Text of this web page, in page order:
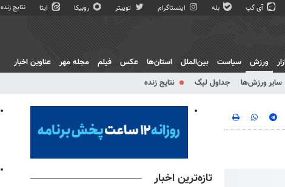
آی گپ بله اینستاگرام توییتر روبیکا ایتا نتایج زنده
ورزش
سایر ورزش‌ها جداول لیگ نتایج زنده
سیاست بین‌الملل استان‌ها عکس فیلم مجله مهر عناوین اخبار
تازه‌ترین اخبار